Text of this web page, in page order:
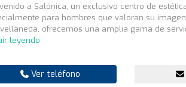
a Salónica, un exclusivo centro de
para hombres que valoran su
ofrecemos una amplia gama de
leyendo
Ver teléfono